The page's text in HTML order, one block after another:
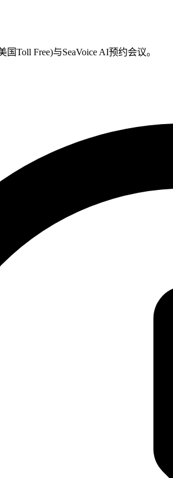
Toll Free)与SeaVoice AI预约会议。